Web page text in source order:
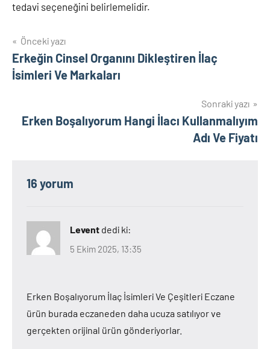
tedavi seçeneğini belirlemelidir.
Yazı
gezinmesi
Önceki yazı
Erkeğin Cinsel Organını Dikleştiren İlaç
İsimleri Ve Markaları
Sonraki yazı
Erken Boşalıyorum Hangi İlacı Kullanmalıyım
Adı Ve Fiyatı
16 yorum
Levent dedi ki:
5 Ekim 2025, 13:35
Erken Boşalıyorum İlaç İsimleri Ve Çeşitleri Eczane
ürün burada eczaneden daha ucuza satılıyor ve
gerçekten orijinal ürün gönderiyorlar.